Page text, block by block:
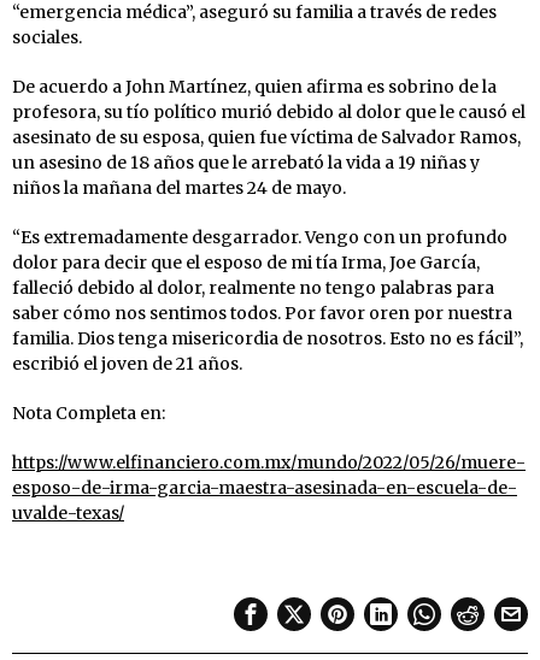
“emergencia médica”, aseguró su familia a través de redes
sociales.
De acuerdo a John Martínez, quien afirma es sobrino de la
profesora, su tío político murió debido al dolor que le causó el
asesinato de su esposa, quien fue víctima de Salvador Ramos,
un asesino de 18 años que le arrebató la vida a 19 niñas y
niños la mañana del martes 24 de mayo.
“Es extremadamente desgarrador. Vengo con un profundo
dolor para decir que el esposo de mi tía Irma, Joe García,
falleció debido al dolor, realmente no tengo palabras para
saber cómo nos sentimos todos. Por favor oren por nuestra
familia. Dios tenga misericordia de nosotros. Esto no es fácil”,
escribió el joven de 21 años.
Nota Completa en:
https://www.elfinanciero.com.mx/mundo/2022/05/26/muere-
esposo-de-irma-garcia-maestra-asesinada-en-escuela-de-
uvalde-texas/